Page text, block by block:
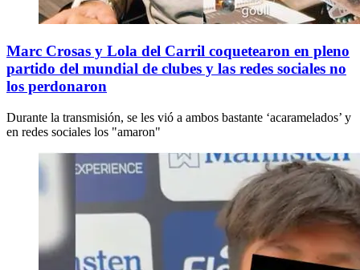
Marc Crosas y Lola del Carril coquetearon en pleno
partido del mundial de clubes y las redes sociales no
los perdonaron
Durante la transmisión, se les vió a ambos bastante ‘acaramelados’ y
en redes sociales los "amaron"